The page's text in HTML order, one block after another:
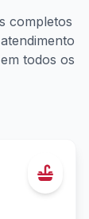
completos
todos os